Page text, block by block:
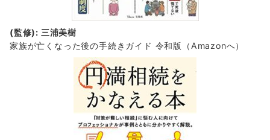
(監修): 三浦美樹
家族が亡くなった後の手続きガイド 令和版（Amazonへ）